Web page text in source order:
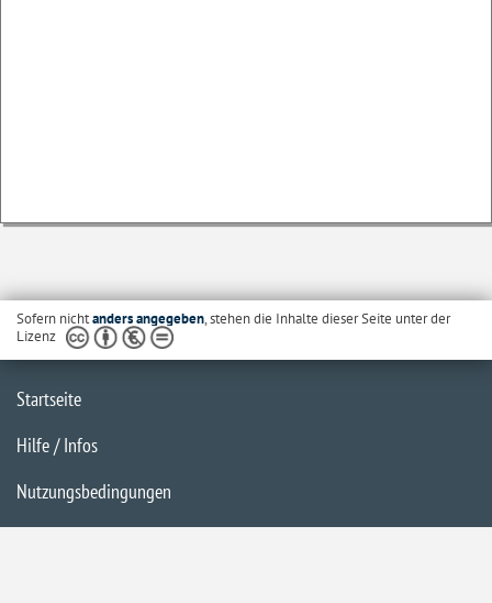
Sofern nichtanders angegeben, stehen die Inhalte dieser Seite unter der
Lizenz
Startseite
Hilfe / Infos
Nutzungsbedingungen